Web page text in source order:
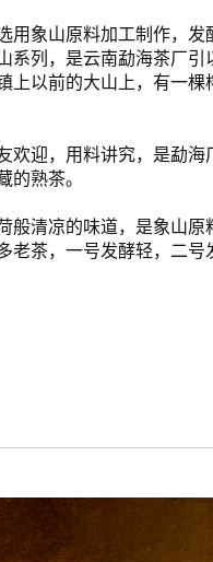
用象山原料加工制作，发
系列，是云南勐海茶厂引
上以前的大山上，有一棵
欢迎，用料讲究，是勐海
的熟茶。
般清凉的味道，是象山原
老茶，一号发酵轻，二号